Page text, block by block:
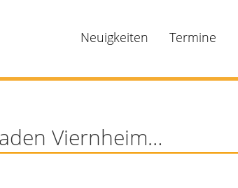
Neuigkeiten Termine
Viernheim…